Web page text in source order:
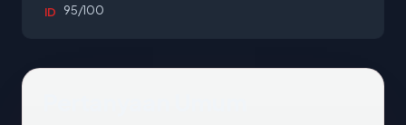
ID 95/100